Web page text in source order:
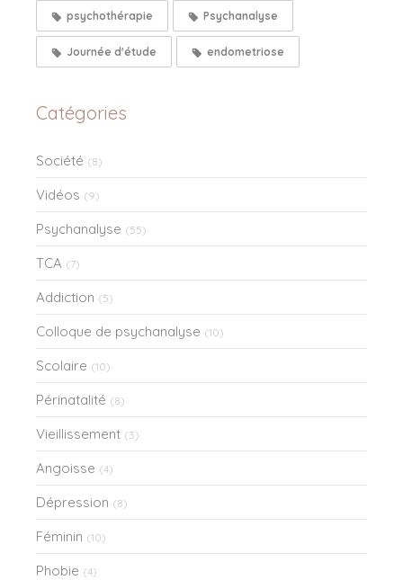
psychothérapie Psychanalyse
Journée d'étude endometriose
Catégories
Société (8)
Vidéos (9)
Psychanalyse (55)
TCA (7)
Addiction (5)
Colloque de psychanalyse (10)
Scolaire (10)
Périnatalité (8)
Vieillissement (3)
Angoisse (4)
Dépression (8)
Féminin (10)
Phobie (4)